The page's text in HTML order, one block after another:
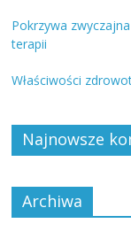
Pokrzywa
terapii
Właściwości
Najnowsze
Archiwa